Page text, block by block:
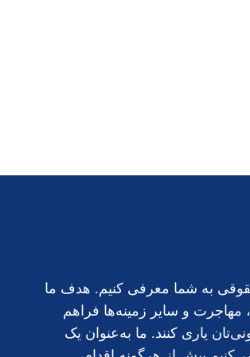
به شما معرفی کنیم. هدف ما
و سایر زمینه‌ها فراهم
یاری کنند. ما به‌عنوان یک